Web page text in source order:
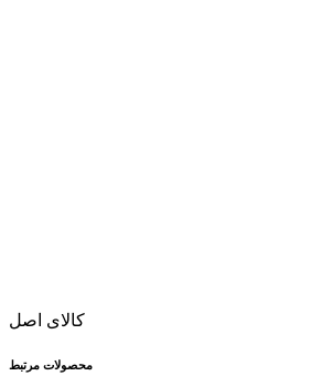
کالای اصل
محصولات مرتبط